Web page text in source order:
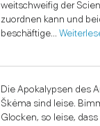
weitschweifig der
zuordnen kann und
beschäftige...
Die Apokalypsen des
Škėma sind leise.
Glocken, so leise,